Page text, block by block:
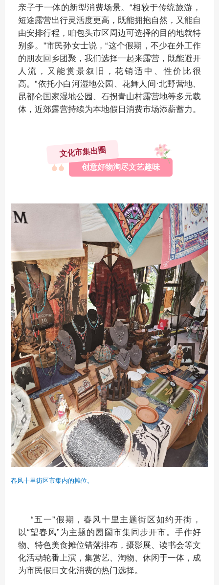
亲子于一体的新型消费场景。“相较于传统旅游，
短途露营出行灵活度更高，既能拥抱自然，又能自
由安排行程，咱包头市区周边可选择的目的地就特
别多。”市民孙女士说，“这个假期，不少在外工作
的朋友回乡团聚，我们选择一起来露营，既能避开
人流，又能赏景叙旧，花销适中、性价比很
高。”依托小白河湿地公园、花舞人间·北野营地、
昆都仑国家湿地公园、石拐青山村露营地等多元载
体，近郊露营持续为本地假日消费市场添薪蓄力。
文化市集出圈
创意好物淘尽文艺趣味
春风十里街区市集内的摊位。
“五一”假期，春风十里主题街区如约开街，
以“望春风”为主题的圐圙市集同步开市。手作好
物、特色美食摊位错落排布，摄影展、读书会等文
化活动轮番上演，集赏艺、淘物、休闲于一体，成
为市民假日文化消费的热门选择。